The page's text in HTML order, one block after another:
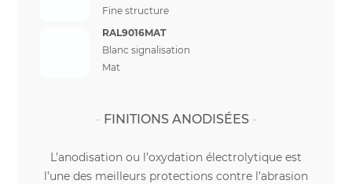
Fine structure
RAL9016MAT
Blanc signalisation
Mat
FINITIONS ANODISÉES
L’anodisation ou l’oxydation électrolytique est
l’une des meilleurs protections contre l’abrasion